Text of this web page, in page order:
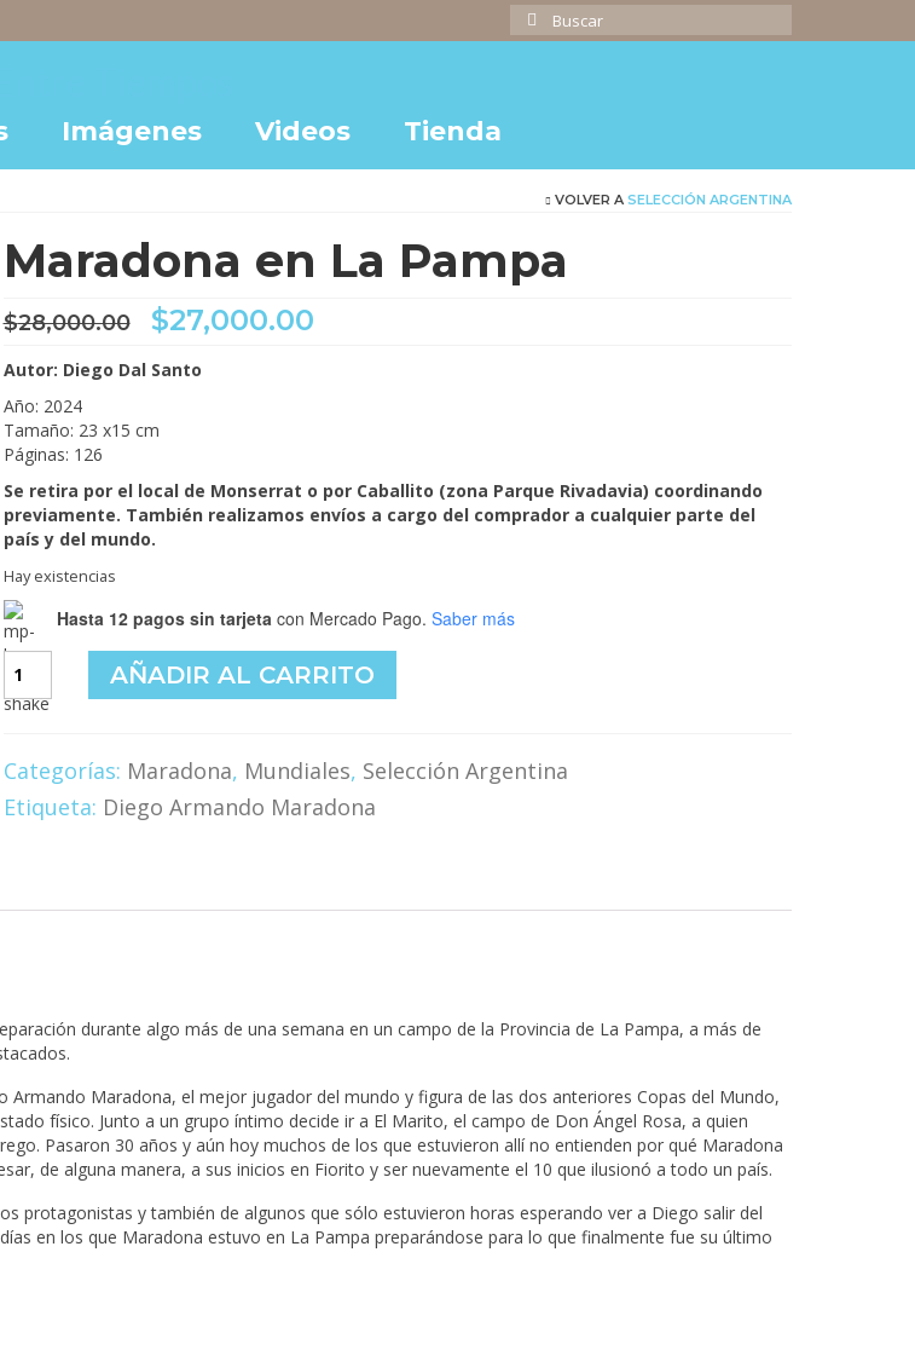
Buscar
por:
Imágenes Videos Tienda
VOLVER A SELECCIÓN ARGENTINA
Maradona en La Pampa
$28,000.00 El
precio
original
$27,000.00El
Autor: Diego Dal Santo
Año: 2024
Tamaño: 23 x15 cm
Páginas: 126
Se retira por el local de Monserrat o por Caballito (zona Parque Rivadavia) coordinando
previamente. También realizamos envíos a cargo del comprador a cualquier parte del
país y del mundo.
Hay existencias
Hasta 12 pagos sin tarjetacon Mercado Pago. Saber más
en
La
cantidad
AÑADIR AL CARRITO
Categorías: Maradona, Mundiales, Selección Argentina
Etiqueta: Diego Armando Maradona
durante algo más de una semana en un campo de la Provincia de La Pampa, a más de
Armando Maradona, el mejor jugador del mundo y figura de las dos anteriores Copas del Mundo,
físico. Junto a un grupo íntimo decide ir a El Marito, el campo de Don Ángel Rosa, a quien
Pasaron 30 años y aún hoy muchos de los que estuvieron allí no entienden por qué Maradona
de alguna manera, a sus inicios en Fiorito y ser nuevamente el 10 que ilusionó a todo un país.
protagonistas y también de algunos que sólo estuvieron horas esperando ver a Diego salir del
en los que Maradona estuvo en La Pampa preparándose para lo que finalmente fue su último